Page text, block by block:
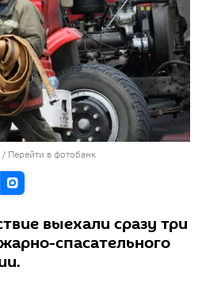
/ Перейти в фотобанк
выехали сразу три
спасательного